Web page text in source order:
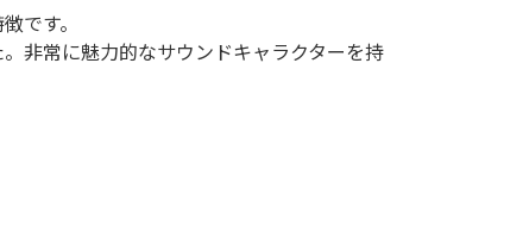
です。
非常に魅力的なサウンドキャラクターを持